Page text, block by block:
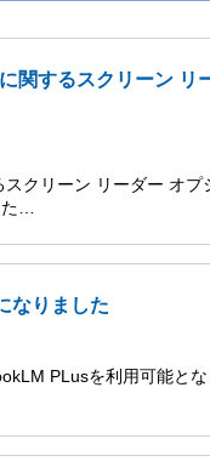
関するスクリーン リ
クリーン リーダー オ
…
なりました
PLusを利用可能と